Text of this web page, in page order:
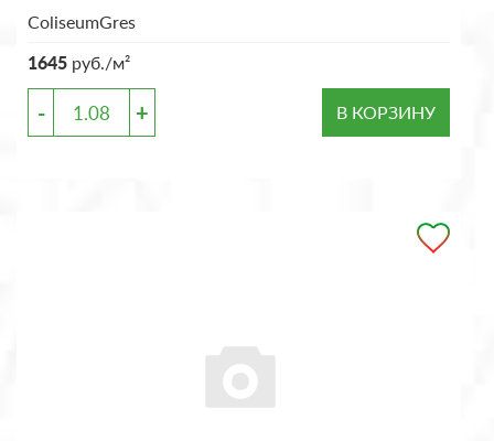
ColiseumGres
1645 руб./м²
- + В КОРЗИНУ